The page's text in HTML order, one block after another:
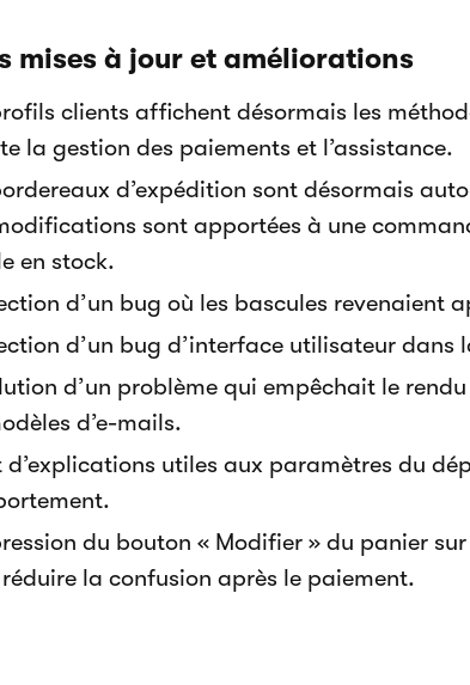
mises à jour et améliorations
clients affichent désormais les
la gestion des paiements et l’assistance.
d’expédition sont désormais
sont apportées à une
en stock.
d’un bug où les bascules revenaient
d’un bug d’interface utilisateur dans
d’un problème qui empêchait le
d’e-mails.
d’explications utiles aux paramètres du
du bouton « Modifier » du panier
la confusion après le paiement.